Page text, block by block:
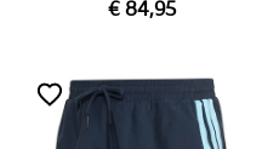
€ 84,95